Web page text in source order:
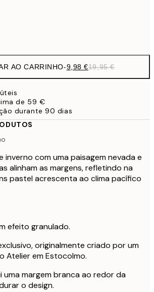
AO CARRINHO-9,98 €19,95 €
de 59 €
durante 90 dias
inverno com uma paisagem nevada e
alinham as margens, refletindo na
pastel acrescenta ao clima pacífico
efeito granulado.
originalmente criado por um
Atelier em Estocolmo.
margem branca ao redor da
o design.